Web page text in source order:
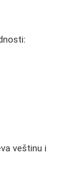
veštinu i